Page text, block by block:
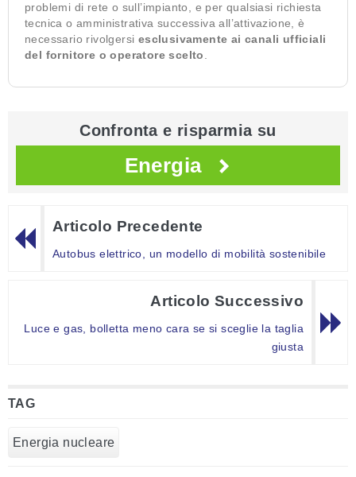
problemi di rete o sull’impianto, e per qualsiasi richiesta
tecnica o amministrativa successiva all’attivazione, è
necessario rivolgersi esclusivamente ai canali ufficiali
del fornitore o operatore scelto
Confronta e risparmia su
Energia
Articolo Precedente
Autobus elettrico, un modello di mobilità sostenibile
Articolo Successivo
Luce e gas, bolletta meno cara se si sceglie la taglia
giusta
TAG
Energia nucleare